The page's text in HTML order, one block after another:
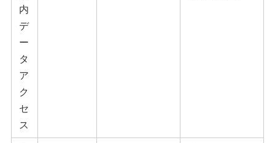
内
デ
ー
タ
ア
ク
セ
ス